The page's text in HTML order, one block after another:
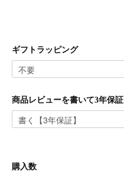
ギフトラッピング
商品レビューを書いて3年保証
購入数